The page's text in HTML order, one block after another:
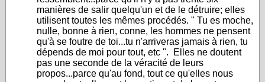
manières de salir quelqu'un et de le détruire; elles
utilisent toutes les mêmes procédés. " Tu es moche,
nulle, bonne à rien, conne, les hommes ne pensent
qu'à se foutre de toi...tu n'arriveras jamais à rien, tu
dépends de moi pour tout, etc ". Elles ne doutent
pas une seconde de la véracité de leurs
propos...parce qu'au fond, tout ce qu'elles nous